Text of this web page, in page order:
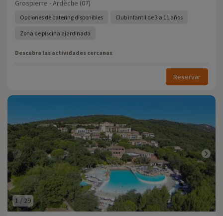
Grospierre - Ardèche (07)
Opciones de catering disponibles Club infantil de 3 a 11 años
Zona de piscina ajardinada
Descubra las actividades cercanas
Reservar
1 / 29